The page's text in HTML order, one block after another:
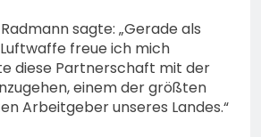
sagte: „Gerade als
freue ich mich
diese Partnerschaft mit der
einem der größten
Arbeitgeber unseres Landes.“